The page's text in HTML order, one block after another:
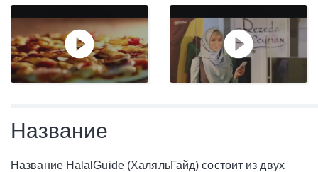
Название
Название HalalGuide (ХаляльГайд) состоит из двух